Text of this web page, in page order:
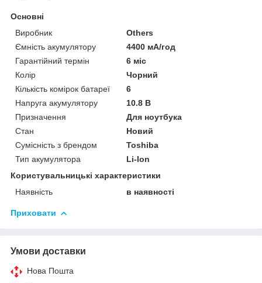
Основні
Виробник
Others
Ємність акумулятору
4400 мА/год
Гарантійний термін
6 міс
Колір
Чорний
Кількість комірок батареї
6
Напруга акумулятору
10.8 В
Призначення
Для ноутбука
Стан
Новий
Сумісність з брендом
Toshiba
Тип акумулятора
Li-Ion
Користувальницькі характеристики
Наявність
в наявності
Приховати
Умови доставки
Нова Пошта